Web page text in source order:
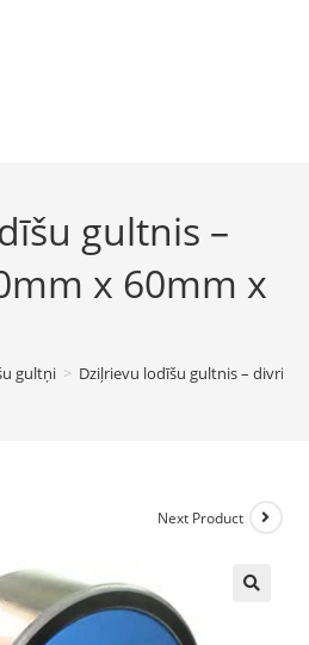
gultnis –
x 60mm x
gultņi > Dziļrievu lodīšu gultnis –
Next Product